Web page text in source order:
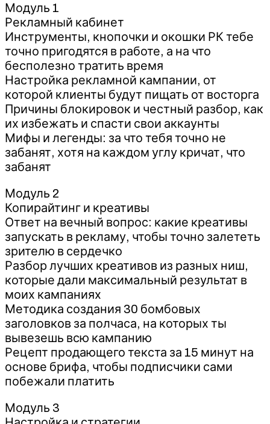
Модуль 1
Рекламный кабинет
Инструменты, кнопочки и окошки РК тебе
точно пригодятся в работе, а на что
бесполезно тратить время
Настройка рекламной кампании, от
которой клиенты будут пищать от восторга
Причины блокировок и честный разбор, как
их избежать и спасти свои аккаунты
Мифы и легенды: за что тебя точно не
забанят, хотя на каждом углу кричат, что
забанят
Модуль 2
Копирайтинг и креативы
Ответ на вечный вопрос: какие креативы
запускать в рекламу, чтобы точно залететь
зрителю в сердечко
Разбор лучших креативов из разных ниш,
которые дали максимальный результат в
моих кампаниях
Методика создания 30 бомбовых
заголовков за полчаса, на которых ты
вывезешь всю кампанию
Рецепт продающего текста за 15 минут на
основе брифа, чтобы подписчики сами
побежали платить
Модуль 3